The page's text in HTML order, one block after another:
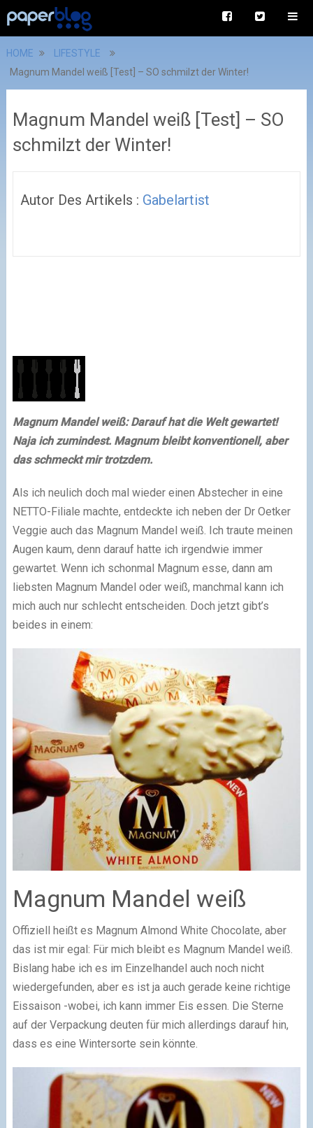
HOME
LIFESTYLE
Magnum Mandel weiß [Test] – SO schmilzt der Winter!
Magnum Mandel weiß [Test] – SO
schmilzt der Winter!
Autor Des Artikels : Gabelartist
Magnum Mandel weiß: Darauf hat die Welt gewartet!
Naja ich zumindest. Magnum bleibt konventionell, aber
das schmeckt mir trotzdem.
Als ich neulich doch mal wieder einen Abstecher in eine
NETTO-Filiale machte, entdeckte ich neben der Dr Oetker
Veggie auch das Magnum Mandel weiß. Ich traute meinen
Augen kaum, denn darauf hatte ich irgendwie immer
gewartet. Wenn ich schonmal Magnum esse, dann am
liebsten Magnum Mandel oder weiß, manchmal kann ich
mich auch nur schlecht entscheiden. Doch jetzt gibt’s
beides in einem:
Magnum Mandel weiß
Offiziell heißt es Magnum Almond White Chocolate, aber
das ist mir egal: Für mich bleibt es Magnum Mandel weiß.
Bislang habe ich es im Einzelhandel auch noch nicht
wiedergefunden, aber es ist ja auch gerade keine richtige
Eissaison -wobei, ich kann immer Eis essen. Die Sterne
auf der Verpackung deuten für mich allerdings darauf hin,
dass es eine Wintersorte sein könnte.